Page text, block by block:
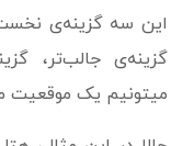
این سه گزینه‌ی
گزینه‌ی جالب‌تر،
میتونیم یک موقعیت